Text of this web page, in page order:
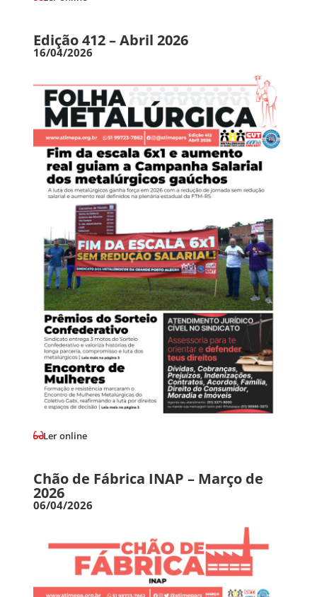
Edição 412 – Abril 2026
16/04/2026
Ler online
Chão de Fábrica INAP – Março de
2026
06/04/2026